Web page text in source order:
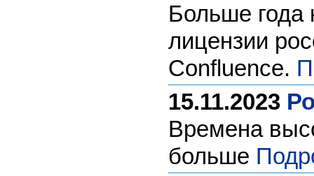
Больше года
лицензии
Confluence.
15.11.2023
Времена
больше